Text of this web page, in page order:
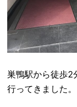
巣鴨駅から徒歩2
行ってきました。